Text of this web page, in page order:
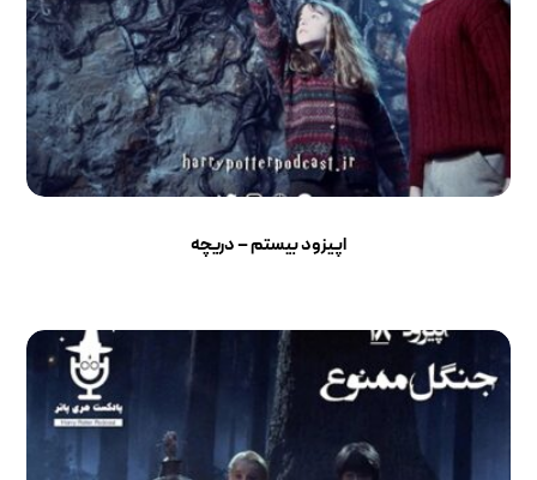
اپیزود بیستم – دریچه